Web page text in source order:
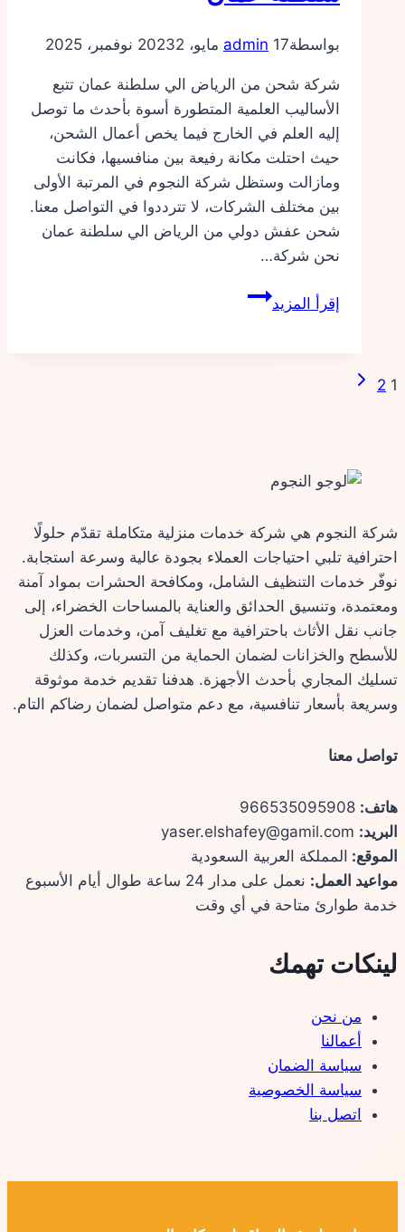
بواسطة admin 17 مايو، 2023 2 نوفمبر، 2025
شركة شحن من الرياض الي سلطنة عمان تتبع
الأساليب العلمية المتطورة أسوة بأحدث ما توصل
إليه العلم في الخارج فيما يخص أعمال الشحن،
حيث احتلت مكانة رفيعة بين منافسيها، فكانت
ومازالت وستظل شركة النجوم في المرتبة الأولى
بين مختلف الشركات، لا تترددوا في التواصل معنا.
شحن عفش دولي من الرياض الي سلطنة عمان
نحن شركة…
إقرأ المزيدشركة
تنقل
1
2
الصفحة
شركة النجوم هي شركة خدمات منزلية متكاملة تقدّم حلولًا
احترافية تلبي احتياجات العملاء بجودة عالية وسرعة استجابة.
نوفّر خدمات التنظيف الشامل، ومكافحة الحشرات بمواد آمنة
ومعتمدة، وتنسيق الحدائق والعناية بالمساحات الخضراء، إلى
جانب نقل الأثاث باحترافية مع تغليف آمن، وخدمات العزل
للأسطح والخزانات لضمان الحماية من التسربات، وكذلك
تسليك المجاري بأحدث الأجهزة. هدفنا تقديم خدمة موثوقة
وسريعة بأسعار تنافسية، مع دعم متواصل لضمان رضاكم التام.
تواصل معنا
هاتف:
البريد:
الموقع: المملكة العربية السعودية
مواعيد العمل: نعمل على مدار 24 ساعة طوال أيام الأسبوع
خدمة طوارئ متاحة في أي وقت
لينكات تهمك
من نحن
أعمالنا
سياسة الضمان
سياسة الخصوصية
اتصل بنا